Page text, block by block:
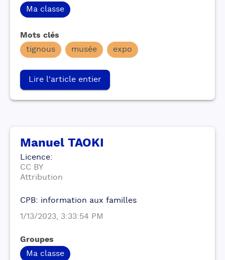
Ma classe
Mots clés
tignous
musée expo
Lire l'article entier
Manuel TAOKI
Licence:
CC BY
Attribution
CPB: information aux familles
1/13/2023, 3:33:54 PM
Groupes
Ma classe